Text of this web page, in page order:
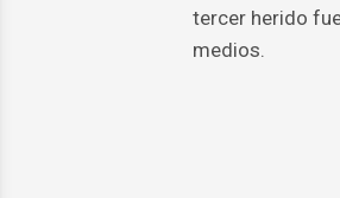
tercer herido
medios.